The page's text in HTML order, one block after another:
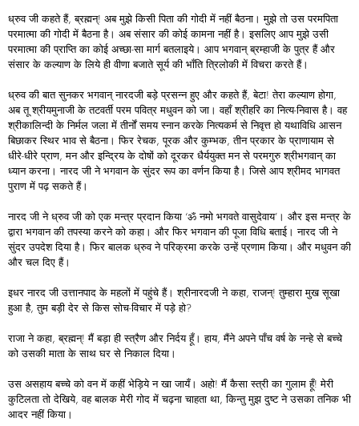
ध्रुव जी कहते हैं, ब्रह्मन्! अब मुझे किसी पिता की गोदी में नहीं बैठना। मुझे तो उस परमपिता
परमात्मा की गोदी में बैठना है। अब संसार की कोई कामना नहीं है। इसलिए आप मुझे उसी
परमात्मा की प्राप्ति का कोई अच्छा-सा मार्ग बतलाइये। आप भगवान् ब्रम्हाजी के पुत्र हैं और
संसार के कल्याण के लिये ही वीणा बजाते सूर्य की भाँति त्रिलोकी में विचरा करते हैं।
ध्रुव की बात सुनकर भगवान् नारदजी बड़े प्रसन्न हुए और कहते हैं, बेटा! तेरा कल्याण होगा,
अब तू श्रीयमुनाजी के तटवर्ती परम पवित्र मधुवन को जा। वहाँ श्रीहरि का नित्य-निवास है। वह
श्रीकालिन्दी के निर्मल जला में तीर्नों समय स्नान करके नित्यकर्म से निवृत्त हो यथाविधि आसन
बिछाकर स्थिर भाव से बैठना। फिर रेचक, पूरक और कुम्भक, तीन प्रकार के प्राणायाम से
धीरे-धीरे प्राण, मन और इन्द्रिय के दोषों को दूरकर धैर्ययुक्त मन से परमगुरु श्रीभगवान् का
ध्यान करना। नारद जी ने भगवान के सुंदर रूप का वर्णन किया है। जिसे आप श्रीमद भागवत
पुराण में पढ़ सकते हैं।
नारद जी ने ध्रुव जी को एक मन्त्र प्रदान किया ‘ॐ नमो भगवते वासुदेवाय’। और इस मन्त्र के
द्वारा भगवान की तपस्या करने को कहा। और फिर भगवान की पूजा विधि बताई। नारद जी ने
सुंदर उपदेश दिया है। फिर बालक ध्रुव ने परिक्रमा करके उन्हें प्रणाम किया। और मधुवन की
और चल दिए हैं।
इधर नारद जी उत्तानपाद के महलों में पहुंचे हैं। श्रीनारदजी ने कहा, राजन्! तुम्हारा मुख सूखा
हुआ है, तुम बड़ी देर से किस सोच-विचार में पड़े हो?
राजा ने कहा, ब्रह्मन्! मैं बड़ा ही स्त्रैण और निर्दय हूँ। हाय, मैंने अपने पाँच वर्ष के नन्हे से बच्चे
को उसकी माता के साथ घर से निकाल दिया।
उस असहाय बच्चे को वन में कहीं भेड़िये न खा जायँ। अहो! मैं कैसा स्त्री का गुलाम हूँ! मेरी
कुटिलता तो देखिये, वह बालक मेरी गोद में चढ़ना चाहता था, किन्तु मुझ दुष्ट ने उसका तनिक भी
आदर नहीं किया।